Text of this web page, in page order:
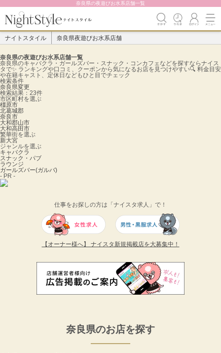
奈良県の夜遊びお水系店舗一覧
ナイトスタイル 奈良県夜遊びお水系店舗
奈良県の夜遊びお水系店舗一覧
奈良県のキャバクラ・ガールズバー・スナック・コンカフェなどを探すならナイス
タで✨️ ランキングや口コミ、クーポンから気になるお店を見つけやすい🔍 料金目安
や在籍キャスト、定休日などもひと目でチェック
検索条件
奈良県変更
検索結果：23件
市区町村を選ぶ
橿原市
北葛城郡
奈良市
大和郡山市
大和高田市
繁華街を選ぶ
新大宮
ジャンルを選ぶ
キャバクラ
スナック・パブ
ラウンジ
ガールズバー(ガルバ)
- PR -
仕事をお探しの方は「ナイスタ求人」で！
【オーナー様へ】 ナイスタ新規掲載店を大募集中！
奈良県のお店を探す